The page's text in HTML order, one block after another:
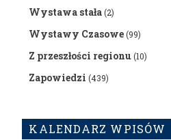
Wystawa stała(2)
Wystawy Czasowe(99)
Z przeszłości regionu(10)
Zapowiedzi (439)
KALENDARZ WPISÓW